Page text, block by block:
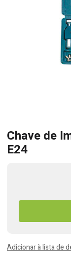
Chave de
E24
Chave
Impacto
TORX
Adicionar à lista de